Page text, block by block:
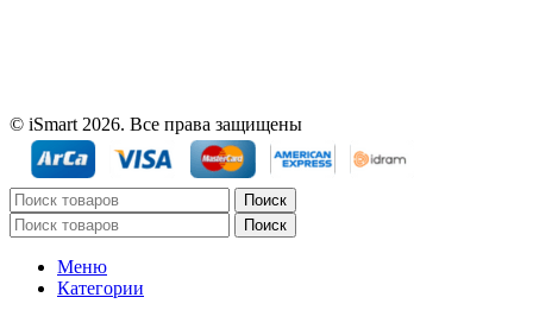
© iSmart 2026. Все права защищены
Поиск
Поиск
Меню
Категории